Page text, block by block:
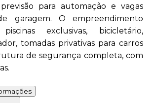
para automação e vagas
garagem. O empreendimento
exclusivas, bicicletário,
tomadas privativas para carros
de segurança completa, com